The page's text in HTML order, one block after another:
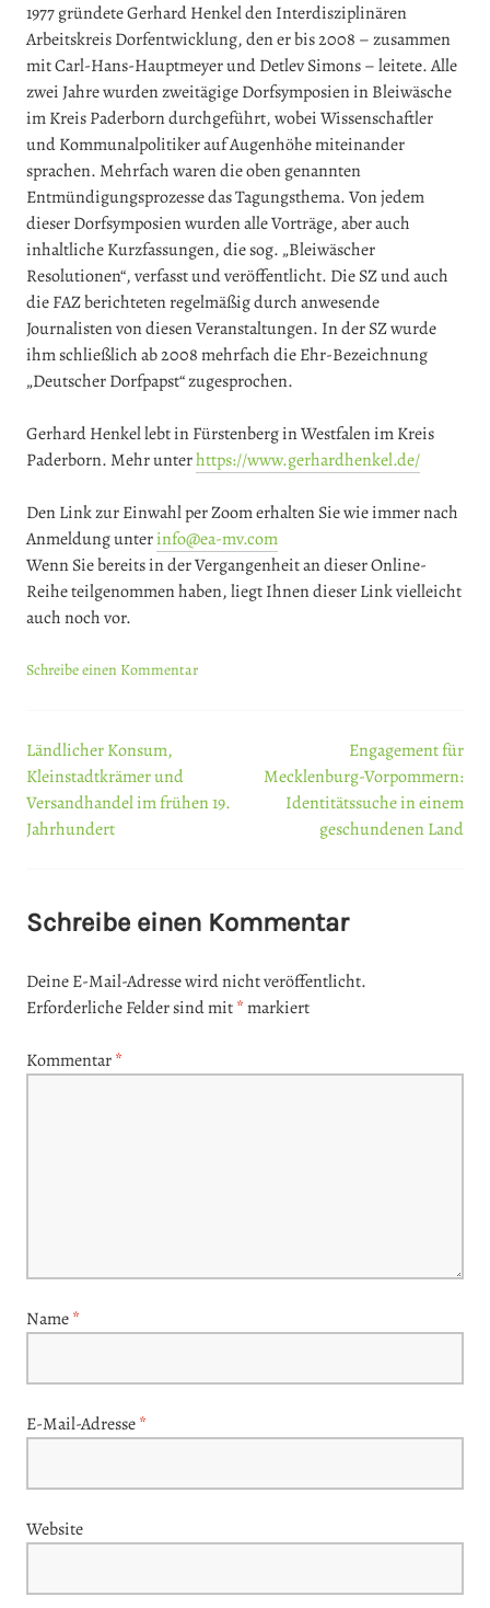
1977 gründete Gerhard Henkel den Interdisziplinären
Arbeitskreis Dorfentwicklung, den er bis 2008 – zusammen
mit Carl-Hans-Hauptmeyer und Detlev Simons – leitete. Alle
zwei Jahre wurden zweitägige Dorfsymposien in Bleiwäsche
im Kreis Paderborn durchgeführt, wobei Wissenschaftler
und Kommunalpolitiker auf Augenhöhe miteinander
sprachen. Mehrfach waren die oben genannten
Entmündigungsprozesse das Tagungsthema. Von jedem
dieser Dorfsymposien wurden alle Vorträge, aber auch
inhaltliche Kurzfassungen, die sog. „Bleiwäscher
Resolutionen“, verfasst und veröffentlicht. Die SZ und auch
die FAZ berichteten regelmäßig durch anwesende
Journalisten von diesen Veranstaltungen. In der SZ wurde
ihm schließlich ab 2008 mehrfach die Ehr-Bezeichnung
„Deutscher Dorfpapst“ zugesprochen.
Gerhard Henkel lebt in Fürstenberg in Westfalen im Kreis
Paderborn. Mehr unterhttps://www.gerhardhenkel.de/
Den Link zur Einwahl per Zoom erhalten Sie wie immer nach
Anmeldung unterinfo@ea-mv.com
Wenn Sie bereits in der Vergangenheit an dieser Online-
Reihe teilgenommen haben, liegt Ihnen dieser Link vielleicht
auch noch vor.
Schreibe einen Kommentar
Beitrags-
Navigation
Ländlicher Konsum,
Kleinstadtkrämer und
Versandhandel im frühen 19.
Jahrhundert
Engagement für
Mecklenburg-Vorpommern:
Identitätssuche in einem
geschundenen Land
Schreibe einen Kommentar
Deine E-Mail-Adresse wird nicht veröffentlicht.
Erforderliche Felder sind mit*markiert
Kommentar*
Name*
E-Mail-Adresse*
Website